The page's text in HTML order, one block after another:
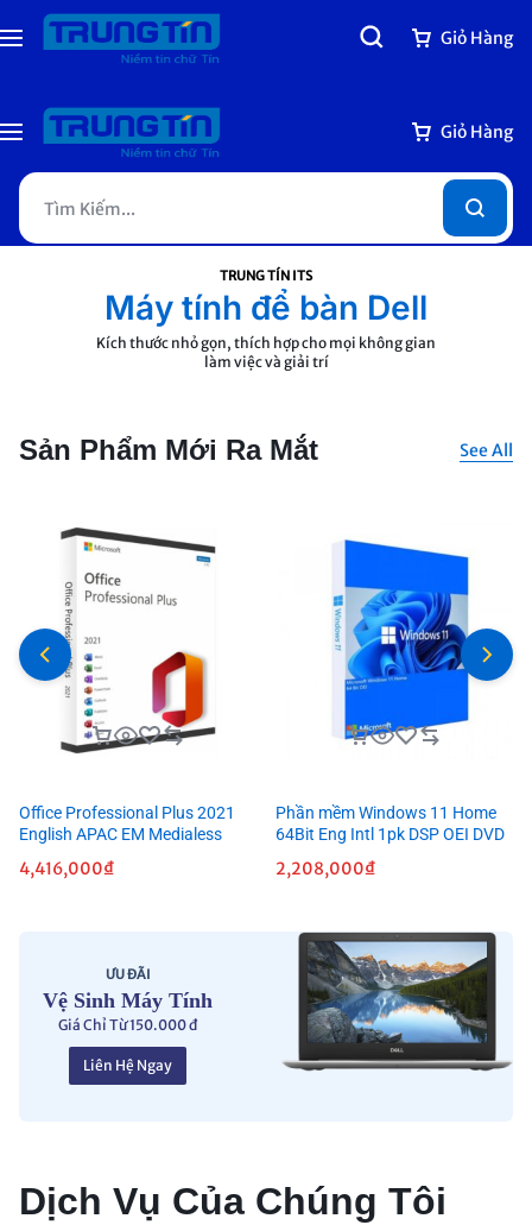
Giỏ Hàng
Giỏ Hàng
TRUNG TÍN ITS
Máy tính để bàn Dell
Kích thước nhỏ gọn, thích hợp cho mọi không gian
làm việc và giải trí
Sản Phẩm Mới Ra Mắt See All
Office Professional Plus 2021
English APAC EM Medialess
4,416,000₫
Phần mềm Windows 11 Home
64Bit Eng Intl 1pk DSP OEI DVD
2,208,000₫
ƯU ĐÃI
Vệ Sinh Máy Tính
Giá Chỉ Từ 150.000 đ
Liên Hệ Ngay
Dịch Vụ Của Chúng Tôi